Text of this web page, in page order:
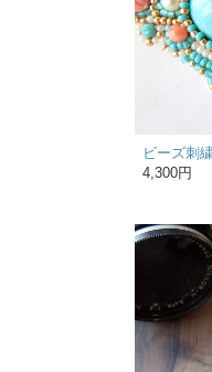
4,300円